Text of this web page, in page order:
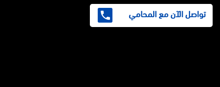
تواصل الآن مع المحامي